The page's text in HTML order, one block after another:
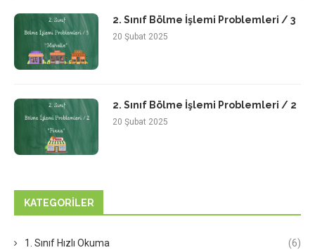
2. Sınıf Bölme İşlemi Problemleri / 3
20 Şubat 2025
2. Sınıf Bölme İşlemi Problemleri / 2
20 Şubat 2025
KATEGORILER
1. Sınıf Hızlı Okuma (6)